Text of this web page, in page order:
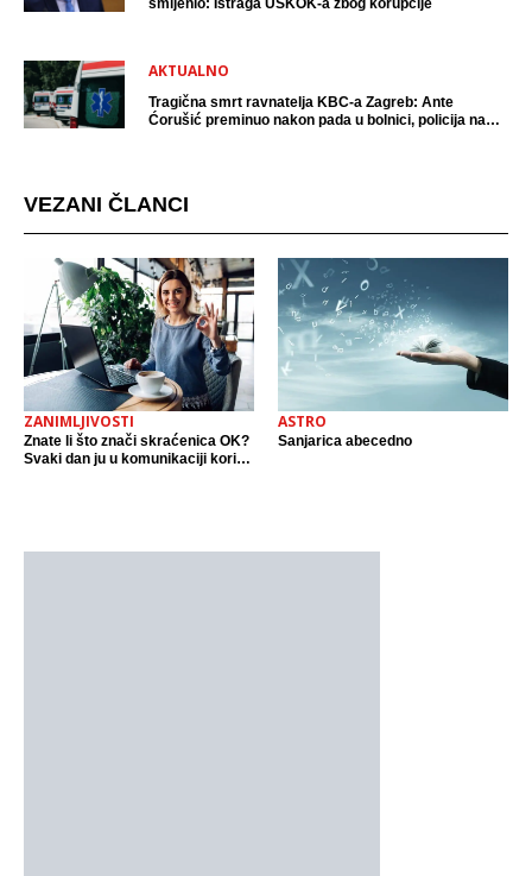
smijenio: Istraga USKOK-a zbog korupcije
AKTUALNO
Tragična smrt ravnatelja KBC-a Zagreb: Ante
Ćorušić preminuo nakon pada u bolnici, policija na
VEZANI ČLANCI
ZANIMLJIVOSTI
Znate li što znači skraćenica OK?
Svaki dan ju u komunikaciji koristi
ASTRO
Sanjarica abecedno